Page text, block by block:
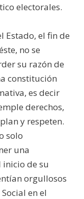
electorales.
Estado, el fin de
no se
su razón de
constitución
es decir
derechos,
y respeten.
solo
una
de su
orgullosos
en el